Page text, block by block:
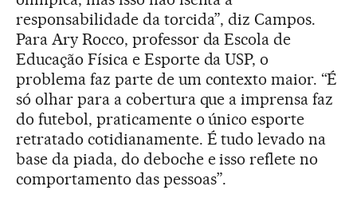
responsabilidade da torcida”, diz Campos.
Para Ary Rocco, professor da Escola de
Educação Física e Esporte da USP, o
problema faz parte de um contexto maior. “É
só olhar para a cobertura que a imprensa faz
do futebol, praticamente o único esporte
retratado cotidianamente. É tudo levado na
base da piada, do deboche e isso reflete no
comportamento das pessoas”.